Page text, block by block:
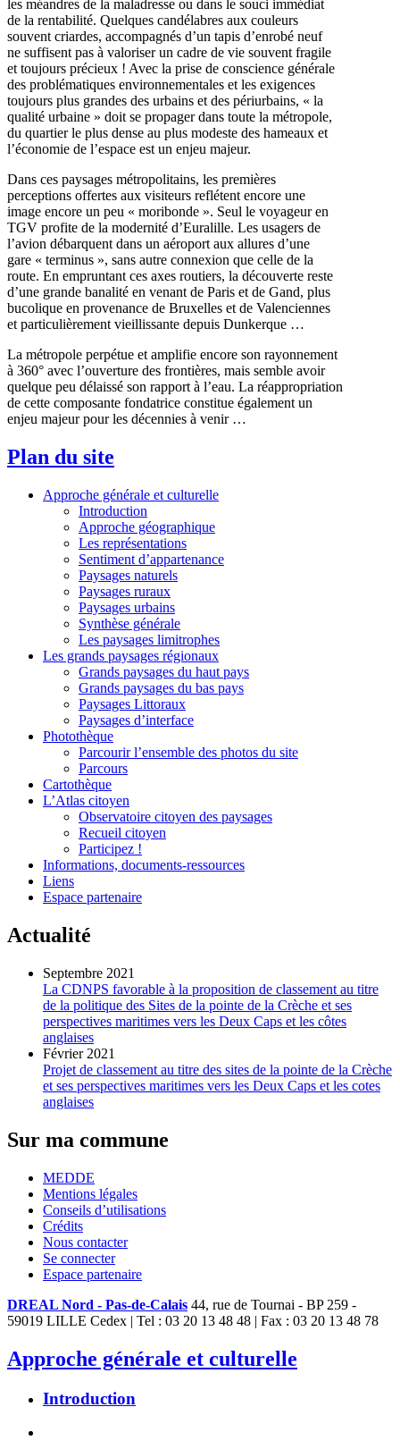
les méandres de la maladresse ou dans le souci immédiat
de la rentabilité. Quelques candélabres aux couleurs
souvent criardes, accompagnés d’un tapis d’enrobé neuf
ne suffisent pas à valoriser un cadre de vie souvent fragile
et toujours précieux ! Avec la prise de conscience générale
des problématiques environnementales et les exigences
toujours plus grandes des urbains et des périurbains, « la
qualité urbaine » doit se propager dans toute la métropole,
du quartier le plus dense au plus modeste des hameaux et
l’économie de l’espace est un enjeu majeur.
Dans ces paysages métropolitains, les premières
perceptions offertes aux visiteurs reflétent encore une
image encore un peu « moribonde ». Seul le voyageur en
TGV profite de la modernité d’Euralille. Les usagers de
l’avion débarquent dans un aéroport aux allures d’une
gare « terminus », sans autre connexion que celle de la
route. En empruntant ces axes routiers, la découverte reste
d’une grande banalité en venant de Paris et de Gand, plus
bucolique en provenance de Bruxelles et de Valenciennes
et particulièrement vieillissante depuis Dunkerque …
La métropole perpétue et amplifie encore son rayonnement
à 360° avec l’ouverture des frontières, mais semble avoir
quelque peu délaissé son rapport à l’eau. La réappropriation
de cette composante fondatrice constitue également un
enjeu majeur pour les décennies à venir …
Plan du site
Approche générale et culturelle
Introduction
Approche géographique
Les représentations
Sentiment d’appartenance
Paysages naturels
Paysages ruraux
Paysages urbains
Synthèse générale
Les paysages limitrophes
Les grands paysages régionaux
Grands paysages du haut pays
Grands paysages du bas pays
Paysages Littoraux
Paysages d’interface
Photothèque
Parcourir l’ensemble des photos du site
Parcours
Cartothèque
L’Atlas citoyen
Observatoire citoyen des paysages
Recueil citoyen
Participez !
Informations, documents-ressources
Liens
Espace partenaire
Actualité
Septembre 2021
La CDNPS favorable à la proposition de classement au titre
de la politique des Sites de la pointe de la Crèche et ses
perspectives maritimes vers les Deux Caps et les côtes
anglaises
Février 2021
Projet de classement au titre des sites de la pointe de la Crèche
et ses perspectives maritimes vers les Deux Caps et les cotes
anglaises
Sur ma commune
MEDDE
Mentions légales
Conseils d’utilisations
Crédits
Nous contacter
Se connecter
Espace partenaire
DREAL Nord - Pas-de-Calais 44, rue de Tournai - BP 259 -
59019 LILLE Cedex | Tel : 03 20 13 48 48 | Fax : 03 20 13 48 78
Approche générale et culturelle
Introduction